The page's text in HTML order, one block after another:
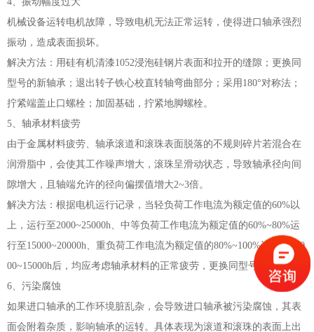
机械设备运转电机故障，导致电机无法正常运转，使得进口轴承强烈
振动，造成表面损坏。
解决方法：用硅有机清漆1052浸泡硅钢片表面和拉开的缝隙；更换同
型号的新轴承；退出转子铁心校直转轴弯曲部分；采用180°对称法；
拧紧端盖止口螺栓；加固基础，拧紧地脚螺栓。
5、轴承材料疲劳
由于金属材料疲劳、轴承滚道和滚珠表面脱落的不规则碎片若混合在
润滑脂中，会使其工作噪声增大，滚珠呈滑动状态，导致轴承径向间
隙增大，且轴端允许的径向偏摆值增大2~3倍。
解决方法：根据电机运行记录，当轻负荷工作电流为额定值的60%以
上，运行至2000~25000h、中等负荷工作电流为额定值的60%~80%运
行至15000~20000h、重负荷工作电流为额定值的80%~100%运行至100
00~15000h后，均应考虑轴承材料的正常疲劳，更换同型号的新轴承。
6、污染腐蚀
如果进口轴承的工作环境脏乱杂，会导致进口轴承被污染腐蚀，其表
面会附着杂质，影响轴承的运转。具体表现为滚道和滚珠的表面上出